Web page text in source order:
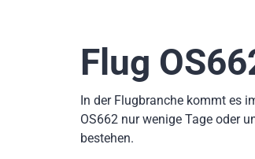
Flug
In der Flugbranche kommt es
OS662 nur wenige Tage oder
bestehen.